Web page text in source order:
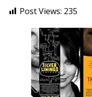
Post Views: 235